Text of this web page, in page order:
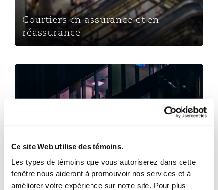
Ce site Web utilise des témoins.
Les types de témoins que vous autoriserez dans cette
fenêtre nous aideront à promouvoir nos services et à
améliorer votre expérience sur notre site. Pour plus
Réassurance
Assurance spécialisée
Francisco
(D. C.)
Courtiers en assurance et en
réassurance
Pratiques professionnelles
Pratiques professionnelles
Professionnels de la construction